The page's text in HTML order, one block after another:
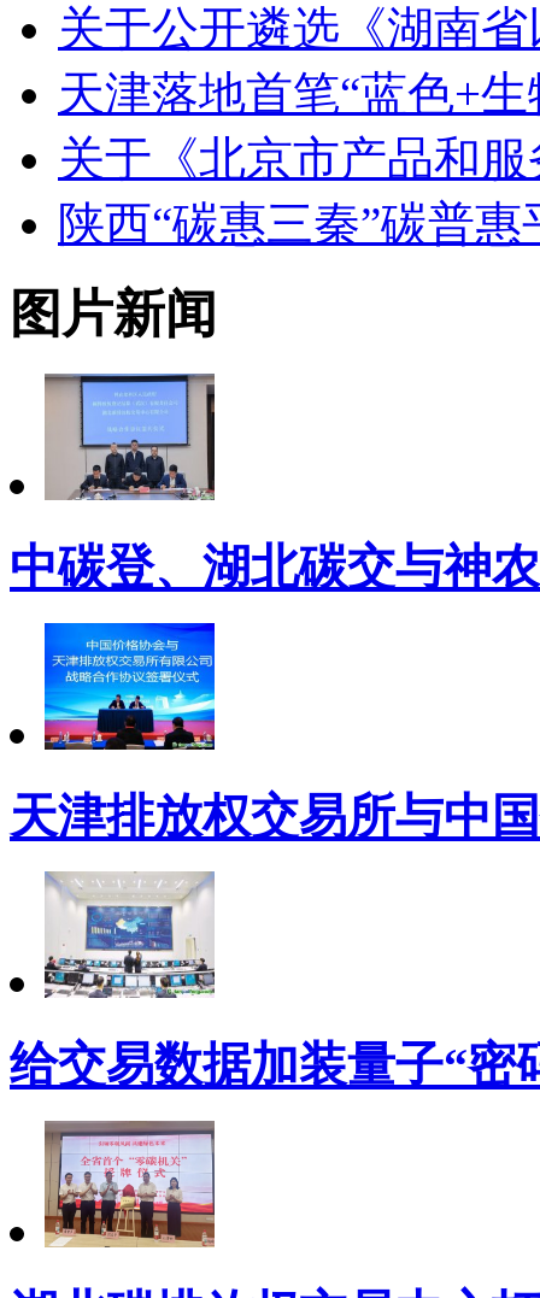
关于公开遴选《湖南
天津落地首笔“蓝色+
关于《北京市产品和
陕西“碳惠三秦”碳普
图片新闻
中碳登、湖北碳交与神
天津排放权交易所与中
给交易数据加装量子“密